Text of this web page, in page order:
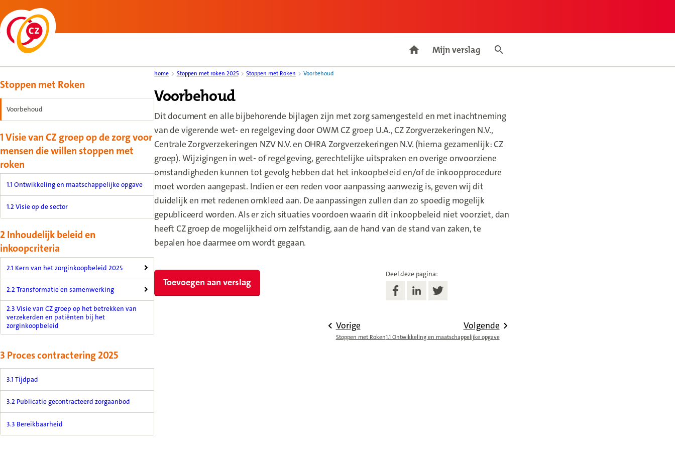
Back to homepage
Go to homepage
Mijn verslag Search articles
home Stoppen met roken 2025 Stoppen met Roken Voorbehoud
Voorbehoud
Dit document en alle bijbehorende bijlagen zijn met zorg samengesteld en met inachtneming
van de vigerende wet- en regelgeving door OWM CZ groep U.A., CZ Zorgverzekeringen N.V.,
Centrale Zorgverzekeringen NZV N.V. en OHRA Zorgverzekeringen N.V. (hierna gezamenlijk: CZ
groep). Wijzigingen in wet- of regelgeving, gerechtelijke uitspraken en overige onvoorziene
omstandigheden kunnen tot gevolg hebben dat het inkoopbeleid en/of de inkoopprocedure
moet worden aangepast. Indien er een reden voor aanpassing aanwezig is, geven wij dit
duidelijk en met redenen omkleed aan. De aanpassingen zullen dan zo spoedig mogelijk
gepubliceerd worden. Als er zich situaties voordoen waarin dit inkoopbeleid niet voorziet, dan
heeft CZ groep de mogelijkheid om zelfstandig, aan de hand van de stand van zaken, te
bepalen hoe daarmee om wordt gegaan.
Toevoegen aan verslag
Deel deze pagina:
Volgende
1.1 Ontwikkeling en maatschappelijke opgave
Vorige
Stoppen met Roken
Content menu, selecting an article item reloads the page.
Stoppen met Roken
Voorbehoud
1 Visie van CZ groep op de zorg voor
mensen die willen stoppen met
roken
1.1 Ontwikkeling en maatschappelijke opgave
1.2 Visie op de sector
2 Inhoudelijk beleid en
inkoopcriteria
2.1 Kern van het zorginkoopbeleid 2025
2.2 Transformatie en samenwerking
2.3 Visie van CZ groep op het betrekken van
verzekerden en patiënten bij het
zorginkoopbeleid
3 Proces contractering 2025
3.1 Tijdpad
3.2 Publicatie gecontracteerd zorgaanbod
3.3 Bereikbaarheid